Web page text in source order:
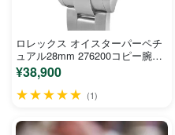
ロレックス オイスターパーペチ
ュアル28mm 276200コピー腕時
計
¥38,900
★★★★★ (1)